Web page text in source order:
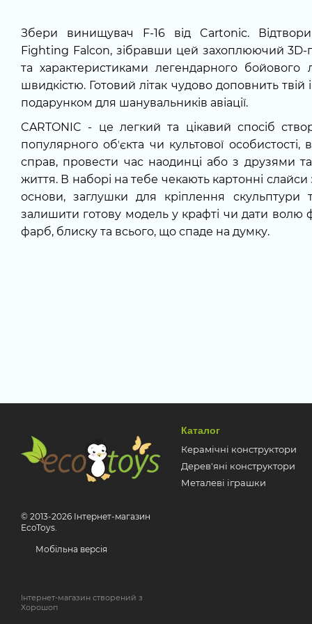
Збери винищувач F-16 від Cartonic.
Fighting Falcon, зібравши цей захоплюючий 3D-
та характеристиками легендарного бойового
швидкістю. Готовий літак чудово доповнить
подарунком для шанувальників авіації.
CARTONIC - це легкий та цікавий спосіб
популярного обʼєкта чи культової особистості,
справ, провести час наодинці або з друзями
життя. В наборі на тебе чекають картонні слайси
основи, заглушки для кріплення скульптури
залишити готову модель у крафті чи дати волю
фарб, блиску та всього, що спаде на думку.
© 2013-2026 Інтернет-магазин
EcoToys.
Мобільна версія
Інтернет-магазин створений з
Хорошоп
Каталог
Керамічні конструктори
Дерев'яні конструктори
Металеві іграшки